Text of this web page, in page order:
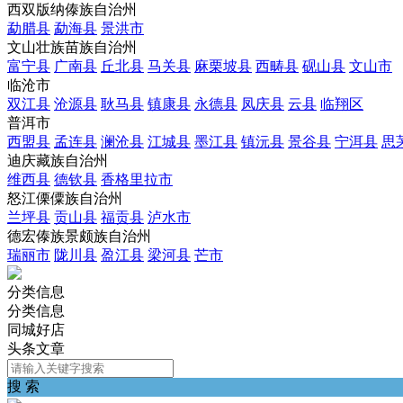
西双版纳傣族自治州
勐腊县 勐海县 景洪市
文山壮族苗族自治州
富宁县 广南县 丘北县 马关县 麻栗坡县 西畴县 砚山县 文山市
临沧市
双江县 沧源县 耿马县 镇康县 永德县 凤庆县 云县 临翔区
普洱市
西盟县 孟连县 澜沧县 江城县 墨江县 镇沅县 景谷县 宁洱县 思
迪庆藏族自治州
维西县 德钦县 香格里拉市
怒江傈僳族自治州
兰坪县 贡山县 福贡县 泸水市
德宏傣族景颇族自治州
瑞丽市 陇川县 盈江县 梁河县 芒市
分类信息
分类信息
同城好店
头条文章
搜 索